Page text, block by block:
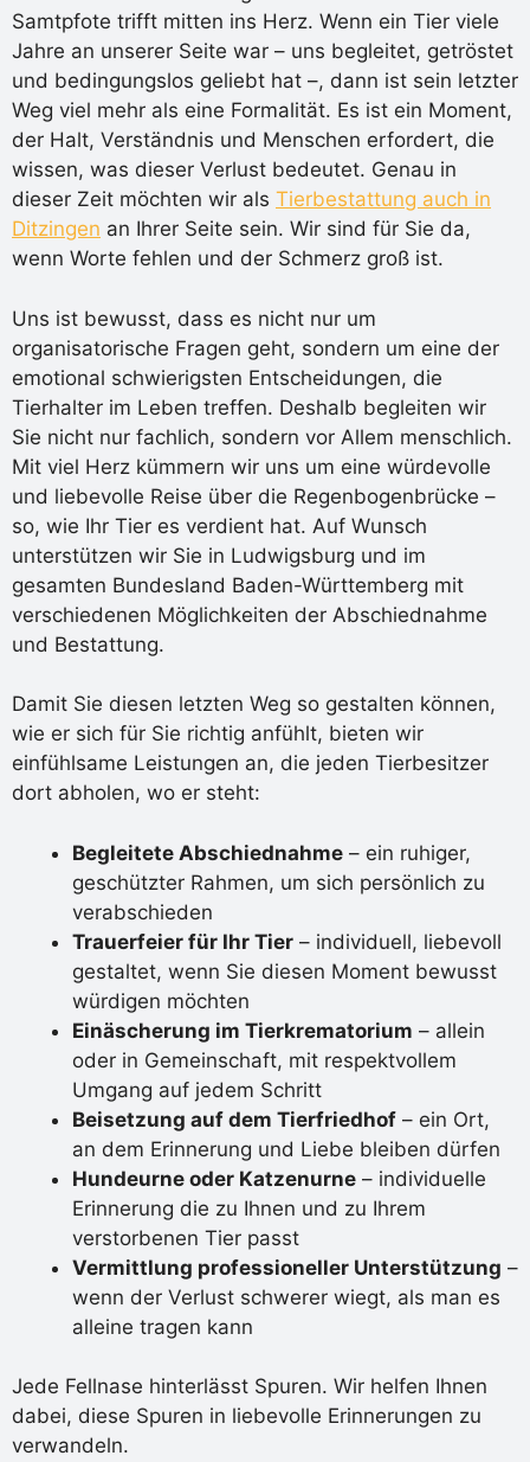
Samtpfote trifft mitten ins Herz. Wenn ein Tier viele
Jahre an unserer Seite war – uns begleitet, getröstet
und bedingungslos geliebt hat –, dann ist sein letzter
Weg viel mehr als eine Formalität. Es ist ein Moment,
der Halt, Verständnis und Menschen erfordert, die
wissen, was dieser Verlust bedeutet. Genau in
dieser Zeit möchten wir als Tierbestattung auch in
Ditzingen an Ihrer Seite sein. Wir sind für Sie da,
wenn Worte fehlen und der Schmerz groß ist.
Uns ist bewusst, dass es nicht nur um
organisatorische Fragen geht, sondern um eine der
emotional schwierigsten Entscheidungen, die
Tierhalter im Leben treffen. Deshalb begleiten wir
Sie nicht nur fachlich, sondern vor Allem menschlich.
Mit viel Herz kümmern wir uns um eine würdevolle
und liebevolle Reise über die Regenbogenbrücke –
so, wie Ihr Tier es verdient hat. Auf Wunsch
unterstützen wir Sie in Ludwigsburg und im
gesamten Bundesland Baden-Württemberg mit
verschiedenen Möglichkeiten der Abschiednahme
und Bestattung.
Damit Sie diesen letzten Weg so gestalten können,
wie er sich für Sie richtig anfühlt, bieten wir
einfühlsame Leistungen an, die jeden Tierbesitzer
dort abholen, wo er steht:
Begleitete Abschiednahme – ein ruhiger,
geschützter Rahmen, um sich persönlich zu
verabschieden
Trauerfeier für Ihr Tier – individuell, liebevoll
gestaltet, wenn Sie diesen Moment bewusst
würdigen möchten
Einäscherung im Tierkrematorium – allein
oder in Gemeinschaft, mit respektvollem
Umgang auf jedem Schritt
Beisetzung auf dem Tierfriedhof – ein Ort,
an dem Erinnerung und Liebe bleiben dürfen
Hundeurne oder Katzenurne – individuelle
Erinnerung die zu Ihnen und zu Ihrem
verstorbenen Tier passt
Vermittlung professioneller Unterstützung –
wenn der Verlust schwerer wiegt, als man es
alleine tragen kann
Jede Fellnase hinterlässt Spuren. Wir helfen Ihnen
dabei, diese Spuren in liebevolle Erinnerungen zu
verwandeln.